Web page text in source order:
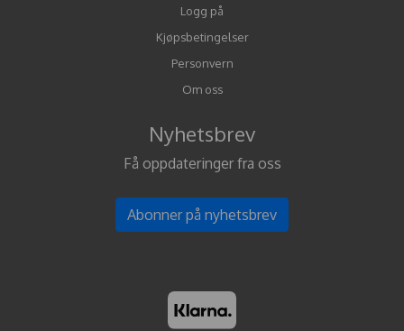
Logg på
Kjøpsbetingelser
Personvern
Om oss
Nyhetsbrev
Få oppdateringer fra oss
Abonner på nyhetsbrev